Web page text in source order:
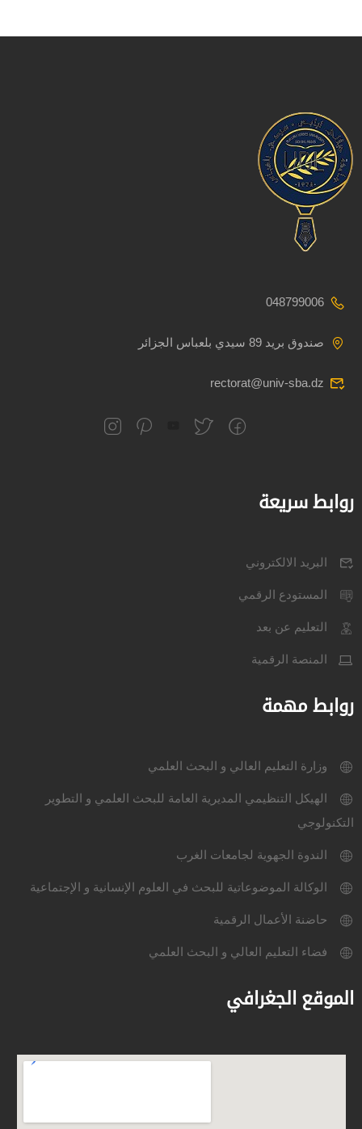
048799006
صندوق بريد 89 سيدي بلعباس الجزائر
rectorat@univ-sba.dz
روابط سريعة
البريد الالكتروني
المستودع الرقمي
التعليم عن بعد
المنصة الرقمية
روابط مهمة
وزارة التعليم العالي و البحث العلمي
الهيكل التنظيمي المديرية العامة للبحث العلمي و التطوير
التكنولوجي
الندوة الجهوية لجامعات الغرب
الوكالة الموضوعاتية للبحث في العلوم الإنسانية و الإجتماعية
حاضنة الأعمال الرقمية
فضاء التعليم العالي و البحث العلمي
الموقع الجغرافي